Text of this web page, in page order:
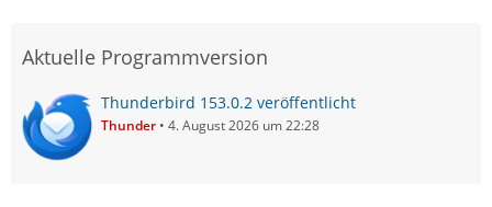
Aktuelle Programmversion
Thunderbird 153.0.2 veröffentlicht
Thunder 4. August 2026 um 22:28